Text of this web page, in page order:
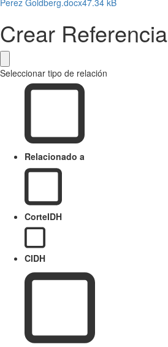
Crear Referencia
Seleccionar tipo de relación
Relacionado a
CorteIDH
CIDH